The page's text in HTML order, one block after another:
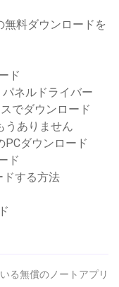
無料ダウンロードを
ド
ネルドライバー
でダウンロード
うありません
PCダウンロード
ド
ドする方法
る無償のノートアプリ